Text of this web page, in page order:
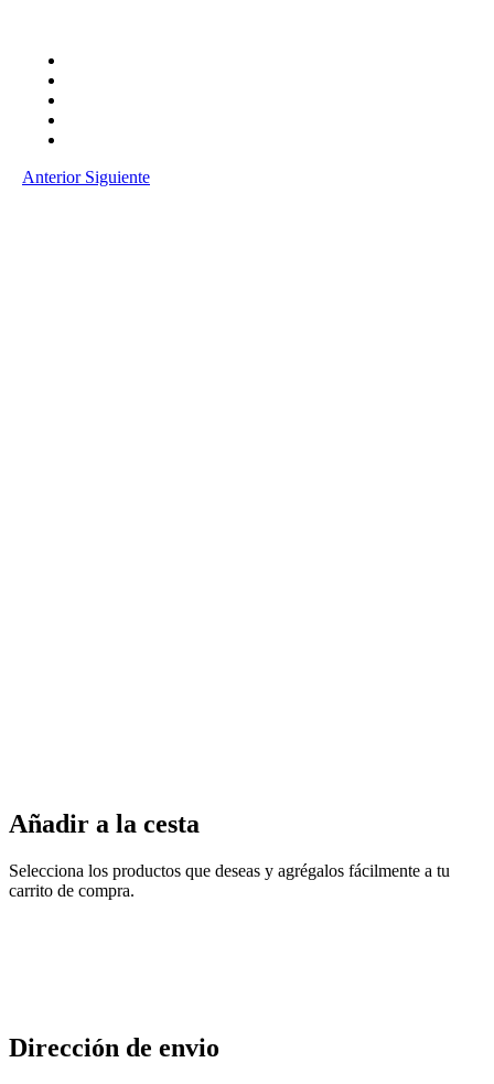
Anterior Siguiente
Añadir a la cesta
Selecciona los productos que deseas y agrégalos fácilmente a tu
carrito de compra.
Dirección de envio